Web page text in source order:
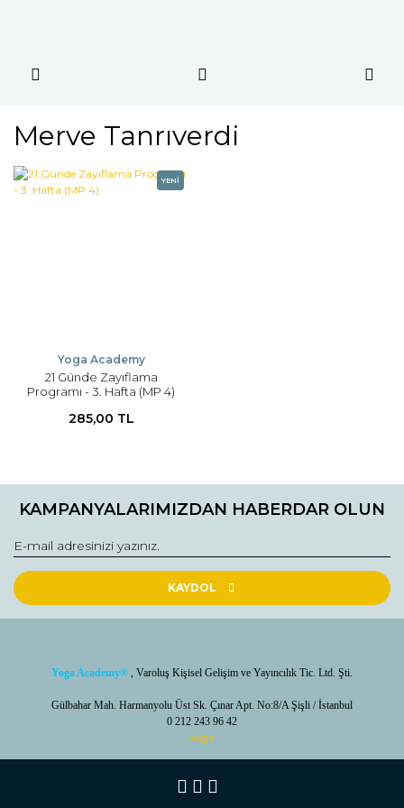
Merve Tanrıverdi
YENİ
Yoga Academy
21 Günde Zayıflama
Programı - 3. Hafta (MP 4)
285,00 TL
KAMPANYALARIMIZDAN HABERDAR OLUN
KAYDOL
Yoga Academy® , Varoluş Kişisel Gelişim ve Yayıncılık Tic. Ltd. Şti.
Gülbahar Mah. Harmanyolu Üst Sk. Çınar Apt. No:8/A Şişli / İstanbul
0 212 243 96 42
Yoga